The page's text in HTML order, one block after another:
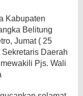
Kabupaten
Belitung
Jumat ( 25
Daerah
Pjs. Wali